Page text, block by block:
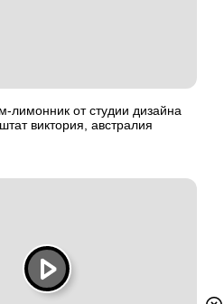
от студии дизайна
виктория, австралия